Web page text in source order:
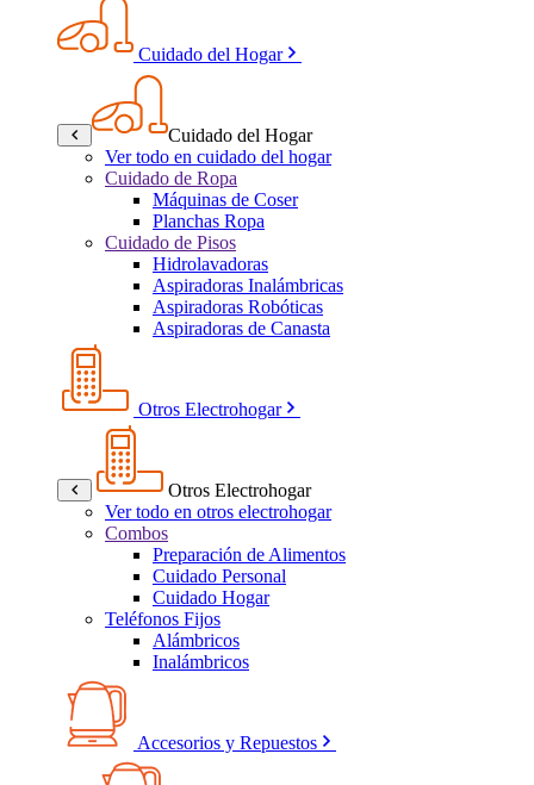
Cuidado del Hogar
Cuidado del Hogar
Ver todo en cuidado del hogar
Cuidado de Ropa
Máquinas de Coser
Planchas Ropa
Cuidado de Pisos
Hidrolavadoras
Aspiradoras Inalámbricas
Aspiradoras Robóticas
Aspiradoras de Canasta
Otros Electrohogar
Otros Electrohogar
Ver todo en otros electrohogar
Combos
Preparación de Alimentos
Cuidado Personal
Cuidado Hogar
Teléfonos Fijos
Alámbricos
Inalámbricos
Accesorios y Repuestos